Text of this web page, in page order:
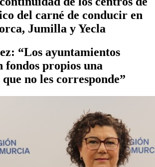
del carné de conducir en
Jumilla y Yecla
“Los ayuntamientos
fondos propios una
no les corresponde”